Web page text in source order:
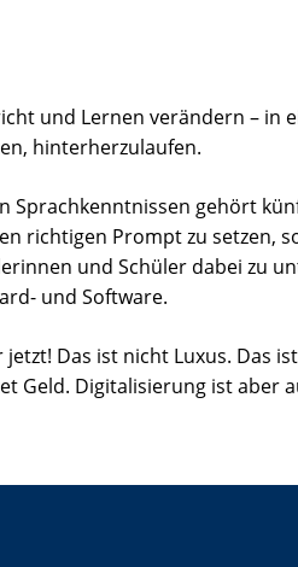
und Lernen verändern – in
hinterherzulaufen.
gehört
richtigen Prompt zu setzen,
und Schüler dabei zu
und Software.
Das ist nicht Luxus. Das
Geld. Digitalisierung ist aber